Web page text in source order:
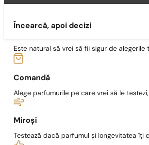
Încearcă, apoi decizi
Este natural să vrei să fii sigur de
Comandă
Alege parfumurile pe care vrei să le
Miroși
Testează dacă parfumul și longevitatea îți